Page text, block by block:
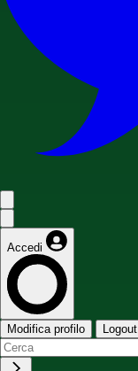
Accedi
Modifica profilo Logout